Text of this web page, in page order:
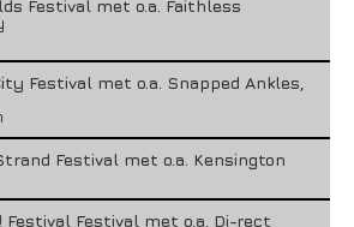
Festival met o.a. Faithless
Festival met o.a. Snapped Ankles,
Festival met o.a. Kensington
Festival Festival met o.a. Di-rect